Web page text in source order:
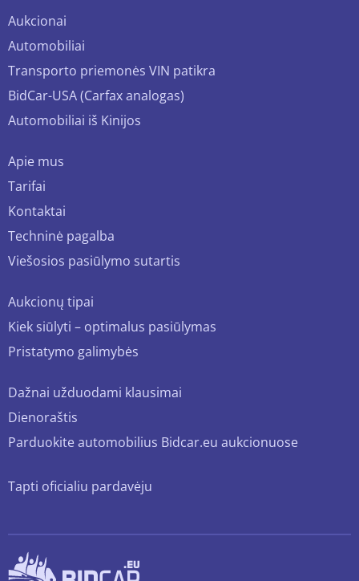
Aukcionai
Automobiliai
Transporto priemonės VIN patikra
BidCar-USA (Carfax analogas)
Automobiliai iš Kinijos
Apie mus
Tarifai
Kontaktai
Techninė pagalba
Viešosios pasiūlymo sutartis
Aukcionų tipai
Kiek siūlyti – optimalus pasiūlymas
Pristatymo galimybės
Dažnai užduodami klausimai
Dienoraštis
Parduokite automobilius Bidcar.eu aukcionuose
Tapti oficialiu pardavėju